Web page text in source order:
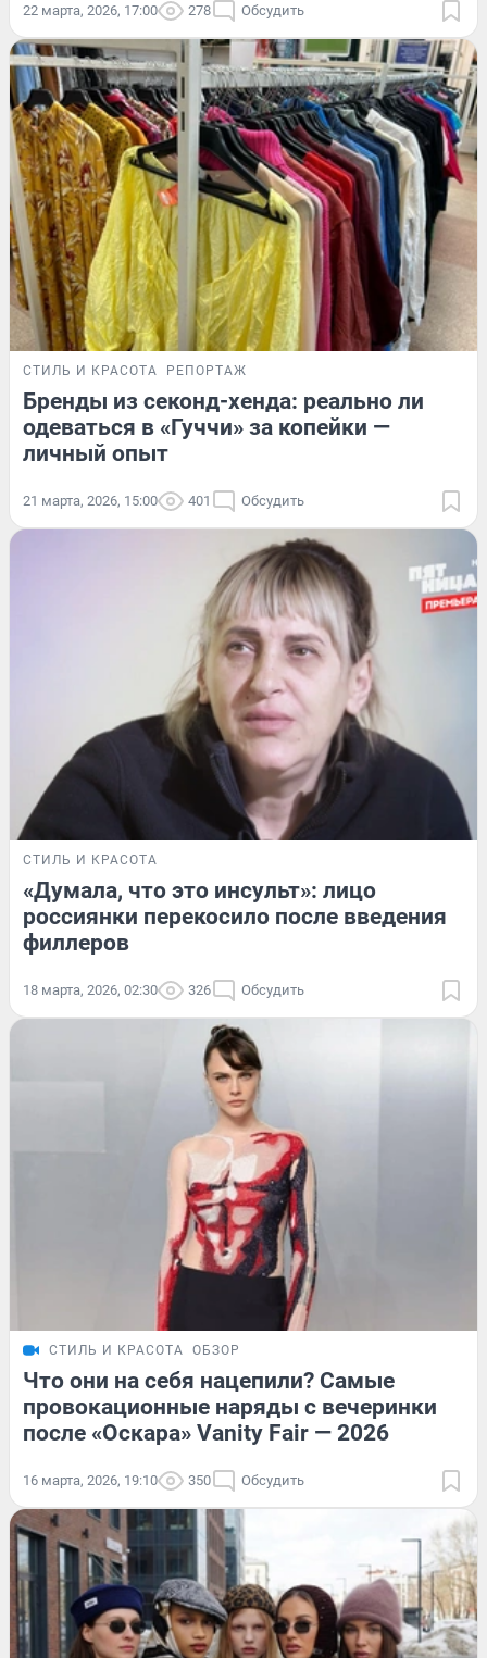
22 марта, 2026, 17:00 278 Обсудить
СТИЛЬ И КРАСОТА РЕПОРТАЖ
Бренды из секонд-хенда: реально ли
одеваться в «Гуччи» за копейки —
личный опыт
21 марта, 2026, 15:00 401 Обсудить
СТИЛЬ И КРАСОТА
«Думала, что это инсульт»: лицо
россиянки перекосило после введения
филлеров
18 марта, 2026, 02:30 326 Обсудить
СТИЛЬ И КРАСОТА ОБЗОР
Что они на себя нацепили? Самые
провокационные наряды с вечеринки
после «Оскара» Vanity Fair — 2026
16 марта, 2026, 19:10 350 Обсудить